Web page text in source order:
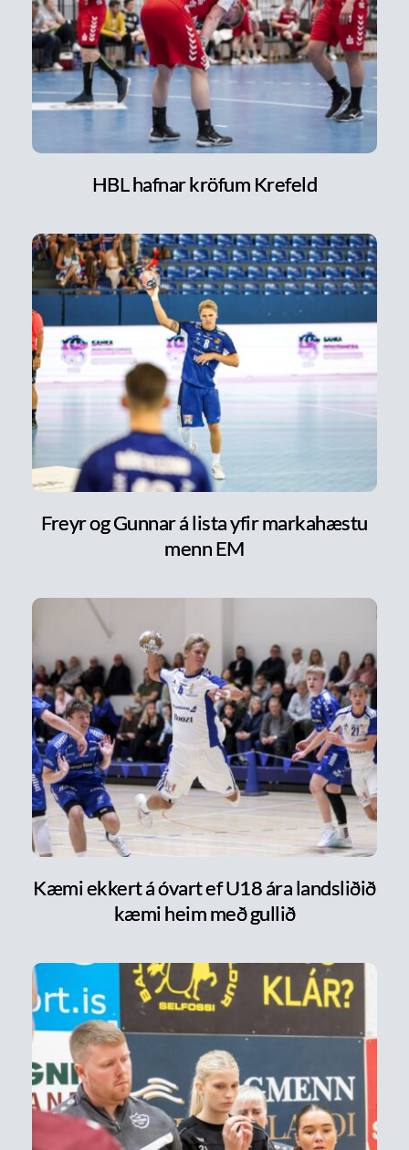
HBL hafnar kröfum Krefeld
Freyr og Gunnar á lista yfir markahæstu
menn EM
Kæmi ekkert á óvart ef U18 ára landsliðið
kæmi heim með gullið